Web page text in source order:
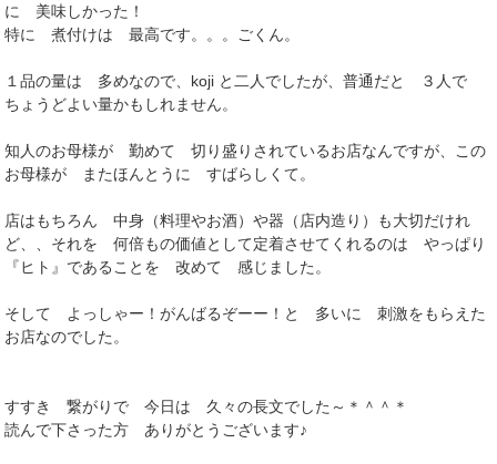
に 美味しかった！
特に 煮付けは 最高です。。。ごくん。
１品の量は 多めなので、koji と二人でしたが、普通だと ３人で
ちょうどよい量かもしれません。
知人のお母様が 勤めて 切り盛りされているお店なんですが、この
お母様が またほんとうに すばらしくて。
店はもちろん 中身（料理やお酒）や器（店内造り）も大切だけれ
ど、、それを 何倍もの価値として定着させてくれるのは やっぱり
『ヒト』であることを 改めて 感じました。
そして よっしゃー！がんばるぞーー！と 多いに 刺激をもらえた
お店なのでした。
すすき 繋がりで 今日は 久々の長文でした～＊＾＾＊
読んで下さった方 ありがとうございます♪